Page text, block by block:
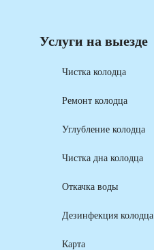
Услуги на выезде
Чистка колодца
Ремонт колодца
Углубление колодца
Чистка дна колодца
Откачка воды
Дезинфекция колодца
Карта